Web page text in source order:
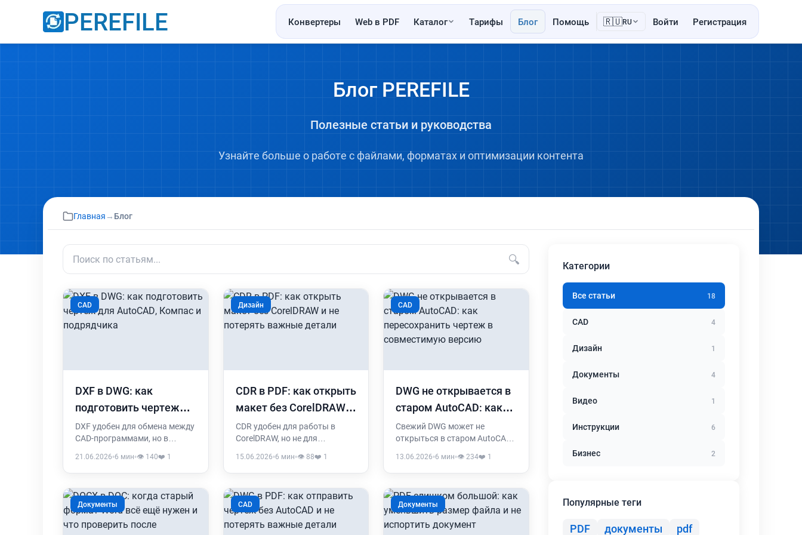
PEREFILE Конвертеры Web в PDF Каталог Тарифы Блог Помощь 🇷🇺RU Войти Регистрация
Блог PEREFILE
Полезные статьи и руководства
Узнайте больше о работе с файлами, форматах и оптимизации контента
Главная → Блог
🔍
CAD
DXF в DWG: как
подготовить чертеж
для AutoCAD, Компас и
подрядчика
DXF удобен для обмена между
CAD-программами, но в
DWG. Разбираем, когда
переводить DXF в DWG, что
может измениться и что
проверить перед отправкой
файла.
21.06.2026•6 мин•👁️ 140❤️ 1
Дизайн
CDR в PDF: как открыть
макет без CorelDRAW и
не потерять важные
детали
CDR удобен для работы в
CorelDRAW, но не для
менеджером или
производством без нужной
программы. Разбираем, когда
стоит перевести CDR в PDF и
что проверить после
конвертации.
15.06.2026•6 мин•👁️ 88❤️ 1
CAD
DWG не открывается в
старом AutoCAD: как
пересохранить чертеж
в совместимую версию
Свежий DWG может не
открыться в старом AutoCAD,
просмотрщике. Разбираем,
когда помогает
пересохранение в старую
версию, когда лучше выбрать
DXF или PDF и что проверить
после конвертации.
13.06.2026•6 мин•👁️ 234❤️ 1
Документы CAD Документы
Категории
Все статьи 18
CAD 4
Дизайн 1
Документы 4
Видео 1
Инструкции 6
Бизнес 2
Популярные теги
PDF документы pdf